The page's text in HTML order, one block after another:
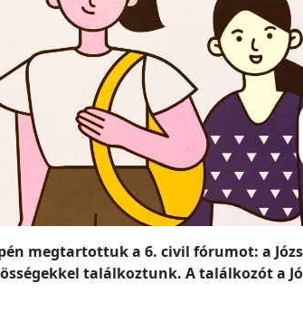
megtartottuk a 6. civil fórumot: a
találkoztunk. A találkozót a